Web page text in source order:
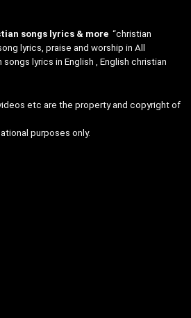
songs lyrics & more “christian
lyrics, praise and worship in All
lyrics in English , English christian
etc are the property and copyright of
purposes only.